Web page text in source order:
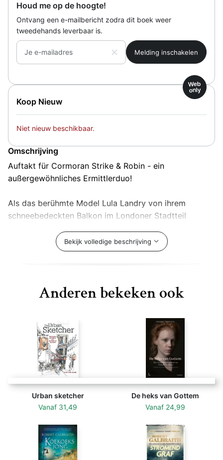
Houd me op de hoogte!
Ontvang een e-mailbericht zodra dit boek weer
tweedehands leverbaar is.
Je e-mailadres
Koop Nieuw
Web
only
Niet nieuw beschikbaar.
Omschrijving
Auftakt für Cormoran Strike & Robin - ein
außergewöhnliches Ermittlerduo!
Als das berühmte Model Lula Landry von ihrem
schneebedeckten Balkon im Londoner Stadtteil
Beamten schnell fest, dass es Selbstmord war. Der Fall
scheint abgeschlossen. Doch Lulas Bruder hat Zweifel
ist er außerdem finanziell am Ende. Der spektakuläre
neue Fall ist seine Rettung, doch der Privatdetektiv
ahnt nicht, was die Ermittlungen ihm abverlangen
werden. Während Strike immer weiter eindringt in die
Welt der Reichen und Schönen, fördert er
Erschreckendes zutage und gerät selbst in große
Gefahr ...
Ein fesselnder, einzigartiger Kriminalroman, der die
Atmosphäre Londons eindrucksvoll einfängt - von der
gedämpften Ruhe in den Straßen Mayfairs zu den
Bekijk volledige beschrijving
Anderen bekeken ook
Urban sketcher
Vanaf 31,49
De heks van Gottem
Vanaf 24,99